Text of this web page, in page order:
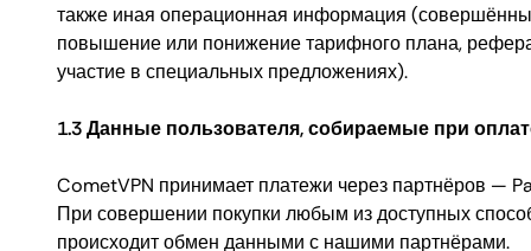
также иная операционная информация
повышение или понижение тарифного плана,
участие в специальных предложениях).
1.3 Данные пользователя, собираемые при
CometVPN принимает платежи через партнёров —
При совершении покупки любым из доступных
происходит обмен данными с нашими партнёрами.